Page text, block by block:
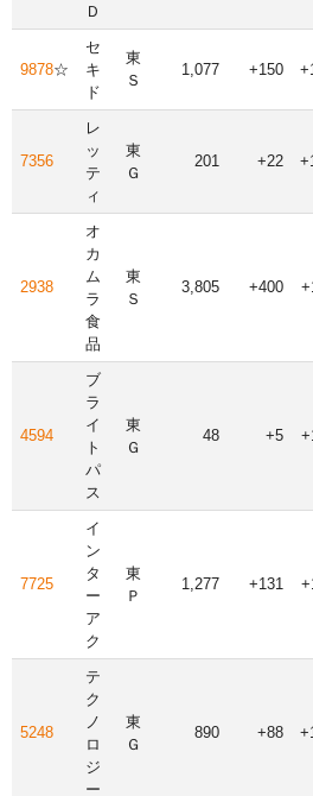
Ｄ
9878☆
セ
キ
ド
東
Ｓ
1,077 +150
7356
レ
ッ
テ
ィ
東
Ｇ
201 +22
2938
オ
カ
ム
ラ
食
品
東
Ｓ
3,805 +400
4594
ブ
ラ
イ
ト
パ
ス
東
Ｇ
48 +5
7725
イ
ン
タ
ー
ア
ク
東
Ｐ
1,277 +131
5248
テ
ク
ノ
ロ
ジ
ー
東
Ｇ
890 +88